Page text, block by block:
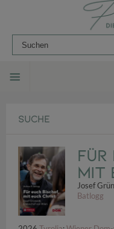
SUCHE
Für
mit
Josef
Batlogg